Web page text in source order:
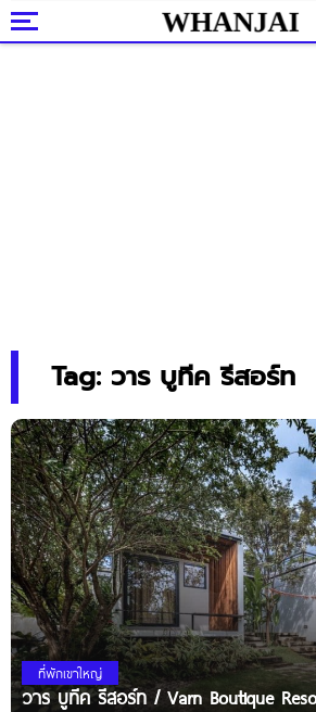
Tag: วาร บูทีค รีสอร์ท
ที่พักเขาใหญ่
วาร บูทีค รีสอร์ท / Varn Boutique